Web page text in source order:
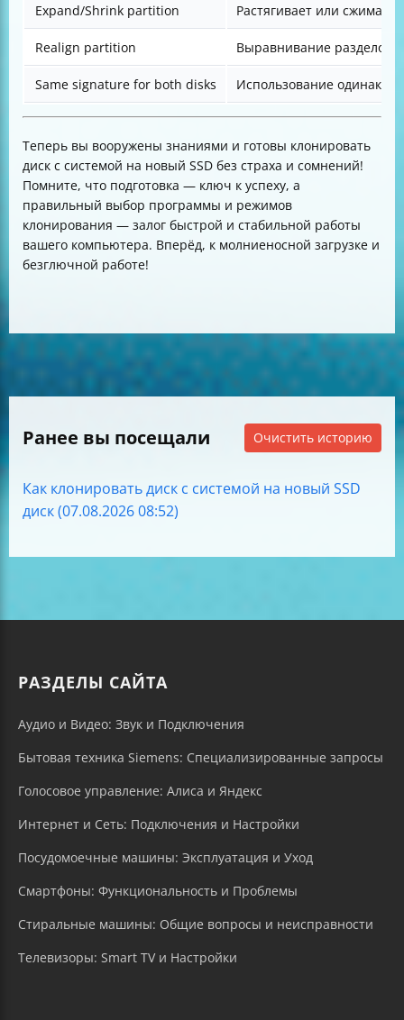
Expand/Shrink partition Растягивает или сжимает
Realign partition Выравнивание разделов
Same signature for both disks Использование
Теперь вы вооружены знаниями и готовы клонировать
диск с системой на новый SSD без страха и сомнений!
Помните, что подготовка — ключ к успеху, а
правильный выбор программы и режимов
клонирования — залог быстрой и стабильной работы
вашего компьютера. Вперёд, к молниеносной загрузке и
безглючной работе!
Ранее вы посещали Очистить историю
Как клонировать диск с системой на новый SSD
диск (07.08.2026 08:52)
РАЗДЕЛЫ САЙТА
Аудио и Видео: Звук и Подключения
Бытовая техника Siemens: Специализированные запросы
Голосовое управление: Алиса и Яндекс
Интернет и Сеть: Подключения и Настройки
Посудомоечные машины: Эксплуатация и Уход
Смартфоны: Функциональность и Проблемы
Стиральные машины: Общие вопросы и неисправности
Телевизоры: Smart TV и Настройки